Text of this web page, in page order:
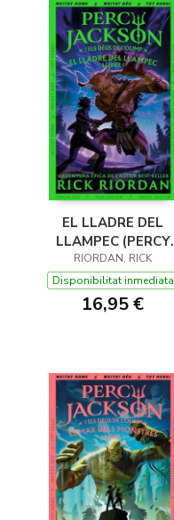
EL LLADRE DEL
LLAMPEC (PERCY
JACKSON I ELS DÉUS
DE L'OLIMP 1)
RIORDAN, RICK
Disponibilitat inmediata
16,95 €